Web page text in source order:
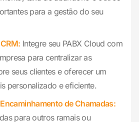
para a gestão do seu
Integre seu PABX Cloud com
para centralizar as
seus clientes e oferecer um
personalizado e eficiente.
de Chamadas:
para outros ramais ou